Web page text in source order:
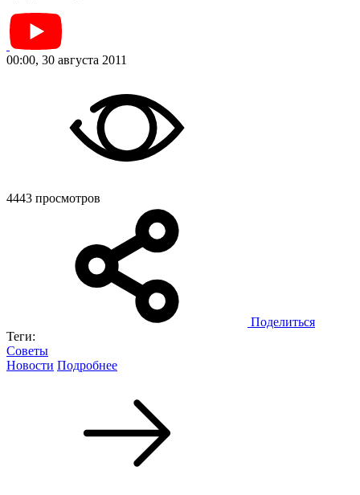
00:00, 30 августа 2011
4443 просмотров
Поделиться
Теги:
Советы
Новости Подробнее